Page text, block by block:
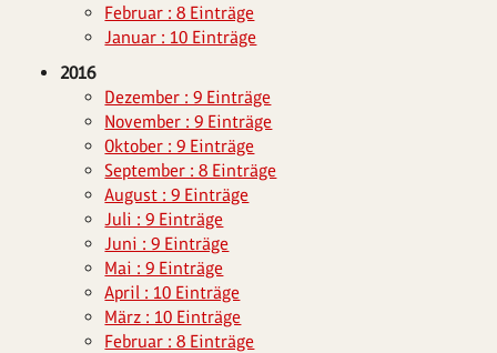
Februar : 8 Einträge
Januar : 10 Einträge
2016
Dezember : 9 Einträge
November : 9 Einträge
Oktober : 9 Einträge
September : 8 Einträge
August : 9 Einträge
Juli : 9 Einträge
Juni : 9 Einträge
Mai : 9 Einträge
April : 10 Einträge
März : 10 Einträge
Februar : 8 Einträge